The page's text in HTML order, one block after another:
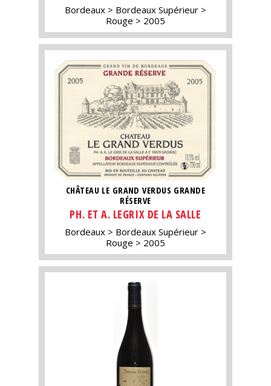
Bordeaux
Bordeaux Supérieur
Rouge
2005
CHÂTEAU LE GRAND VERDUS GRANDE
RÉSERVE
PH. ET A. LEGRIX DE LA SALLE
Bordeaux
Bordeaux Supérieur
Rouge
2005